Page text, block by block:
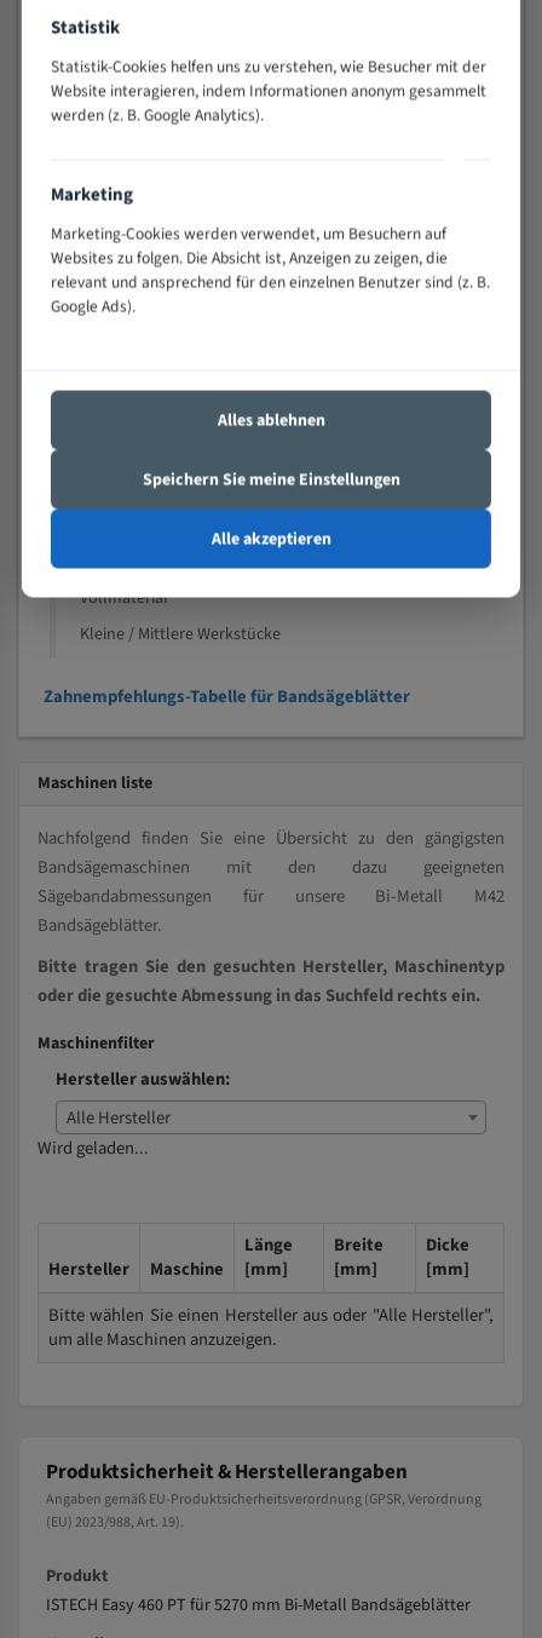
Widerstandsfähig gegen Zahnbruch auch bei
schwierigen Werkstücken (Materialmischung,
wechselnde Verbindungslängen)
Sehr geringe Vibration
Technische Beschreibung:
Positiver Spanwinkel
Bandkörper aus hochlegiertem Federstahl
Speziell entwickelt für Profile / Rohre
Kleine und mittlere Profile / Kleine Durchmesser
Vollmaterial
Kleine / Mittlere Werkstücke
Zahnempfehlungs-Tabelle für Bandsägeblätter
Maschinen liste
Nachfolgend finden Sie eine Übersicht zu den gängigsten
Bandsägemaschinen mit den dazu geeigneten
Sägebandabmessungen für unsere Bi-Metall M42
Bandsägeblätter.
Bitte tragen Sie den gesuchten Hersteller, Maschinentyp
oder die gesuchte Abmessung in das Suchfeld rechts ein.
Maschinenfilter
Hersteller auswählen:
Alle Hersteller
Wird geladen...
Hersteller Maschine
Länge
[mm]
Breite
[mm]
Dicke
[mm]
Bitte wählen Sie einen Hersteller aus oder "Alle Hersteller",
um alle Maschinen anzuzeigen.
Produktsicherheit & Herstellerangaben
Angaben gemäß EU-Produktsicherheitsverordnung (GPSR, Verordnung
(EU) 2023/988, Art. 19).
Produkt
ISTECH Easy 460 PT für 5270 mm Bi-Metall Bandsägeblätter
Statistik
Statistik-Cookies helfen uns zu verstehen, wie Besucher mit der
Website interagieren, indem Informationen anonym gesammelt
werden (z. B. Google Analytics).
Marketing
Marketing-Cookies werden verwendet, um Besuchern auf
Websites zu folgen. Die Absicht ist, Anzeigen zu zeigen, die
relevant und ansprechend für den einzelnen Benutzer sind (z. B.
Google Ads).
Alles ablehnen
Speichern Sie meine Einstellungen
Alle akzeptieren